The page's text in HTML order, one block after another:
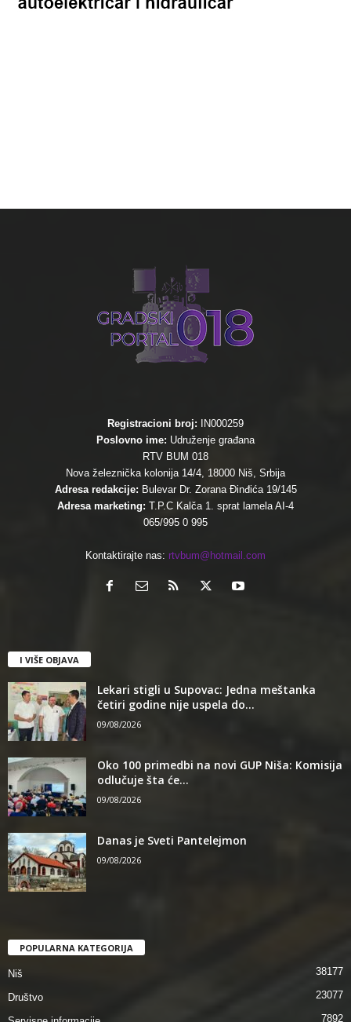
Registracioni broj:
IN000259
Poslovno ime: Udruženje građana
RTV BUM 018
Nova železnička kolonija 14/4, 18000 Niš, Srbija
Adresa redakcije: Bulevar Dr. Zorana Đinđića 19/145
Adresa marketing: T.P.C Kalča 1. sprat lamela AI-4
065/995 0 995
Kontaktirajte nas: rtvbum@hotmail.com
I VIŠE OBJAVA
Lekari stigli u Supovac: Jedna meštanka
četiri godine nije uspela do...
09/08/2026
Oko 100 primedbi na novi GUP Niša: Komisija
odlučuje šta će...
09/08/2026
Danas je Sveti Pantelejmon
09/08/2026
POPULARNA KATEGORIJA
Niš 38177
Društvo 23077
7892